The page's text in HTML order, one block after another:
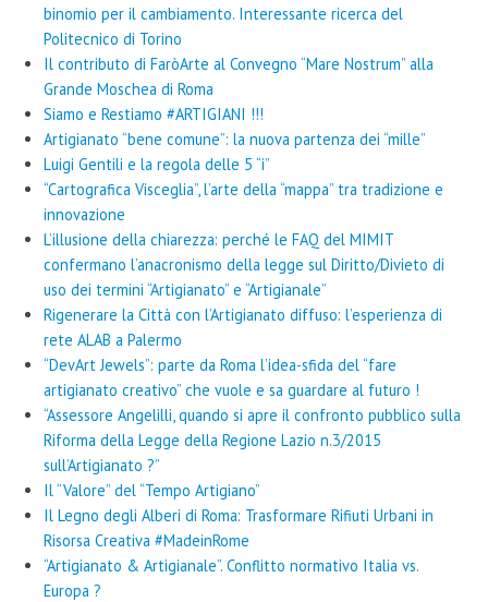
binomio per il cambiamento. Interessante ricerca del
Politecnico di Torino
Il contributo di FaròArte al Convegno “Mare Nostrum” alla
Grande Moschea di Roma
Siamo e Restiamo #ARTIGIANI !!!
Artigianato “bene comune”: la nuova partenza dei “mille”
Luigi Gentili e la regola delle 5 “i”
“Cartografica Visceglia”, l’arte della “mappa” tra tradizione e
innovazione
L’illusione della chiarezza: perché le FAQ del MIMIT
confermano l’anacronismo della legge sul Diritto/Divieto di
uso dei termini “Artigianato” e “Artigianale”
Rigenerare la Città con l’Artigianato diffuso: l’esperienza di
rete ALAB a Palermo
“DevArt Jewels”: parte da Roma l’idea-sfida del “fare
artigianato creativo” che vuole e sa guardare al futuro !
“Assessore Angelilli, quando si apre il confronto pubblico sulla
Riforma della Legge della Regione Lazio n.3/2015
sull’Artigianato ?”
Il “Valore” del “Tempo Artigiano”
Il Legno degli Alberi di Roma: Trasformare Rifiuti Urbani in
Risorsa Creativa #MadeinRome
“Artigianato & Artigianale”. Conflitto normativo Italia vs.
Europa ?